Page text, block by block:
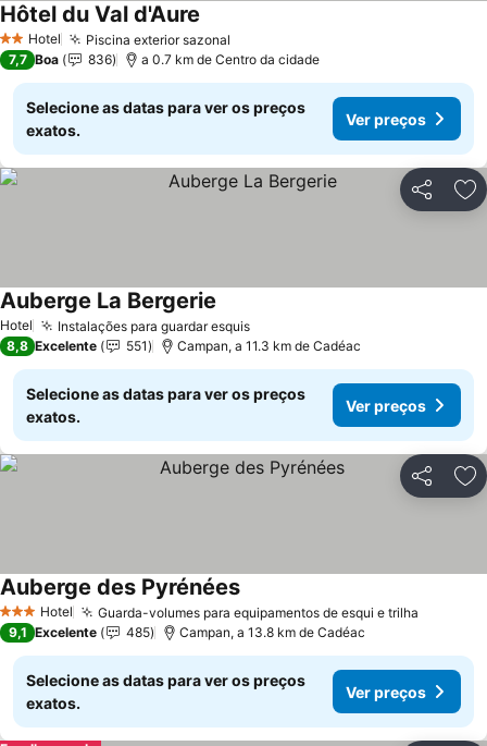
2 Estrelas
Hotel Piscina exterior sazonal
Hôtel du Val d'Aure
7,7 Boa 836 a 0.7 km de Centro da cidade
Selecione as datas para ver os preços
exatos.
Ver preços
Partilhar
Hotel Instalações para guardar esquisVer preços
Auberge La Bergerie
8,8 Excelente 551 Campan, a 11.3 km de Cadéac
Selecione as datas para ver os preços
exatos.
Ver preços
Partilhar
3 EstrelasHotel Guarda-volumes para equipamentos de esqui e trilha
Auberge des PyrénéesVer preços
9,1 Excelente 485 Campan, a 13.8 km de Cadéac
Selecione as datas para ver os preços
exatos.
Ver preços